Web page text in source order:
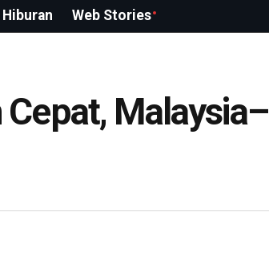
Hiburan Web Stories
Malaysia–